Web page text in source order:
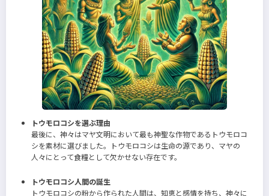
トウモロコシを選ぶ理由
最後に、神々はマヤ文明において最も神聖な作物であるトウモロコ
シを素材に選びました。トウモロコシは生命の源であり、マヤの
人々にとって食糧として欠かせない存在です。
トウモロコシ人間の誕生
トウモロコシの粉から作られた人間は、知恵と感情を持ち、神々に